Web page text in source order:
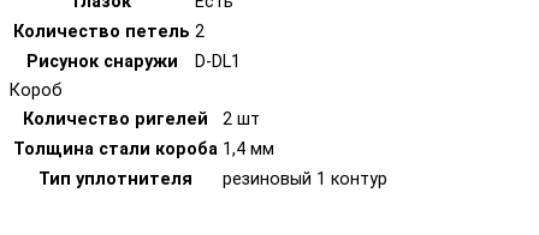
Количество петель 2
Рисунок снаружи
D-DL1
Короб
Количество ригелей
2 шт
Толщина стали короба 1,4 мм
Тип уплотнителя
резиновый 1 контур